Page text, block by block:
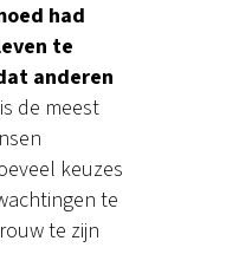
had
te
anderen
is de meest
keuzes
te
te zijn